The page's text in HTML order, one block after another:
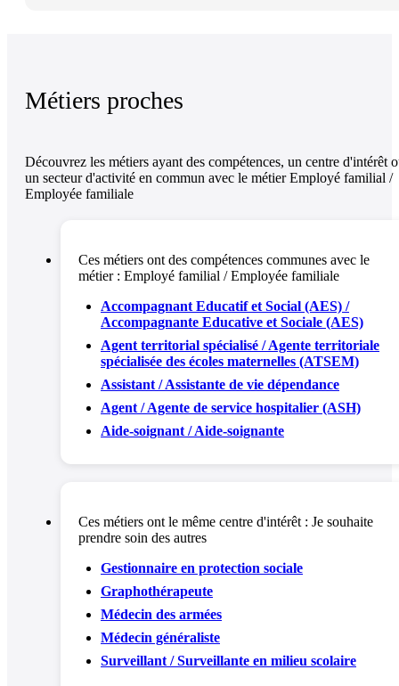
Métiers proches
Découvrez les métiers ayant des compétences, un centre d'intérêt
un secteur d'activité en commun avec le métier Employé familial /
Employée familiale
Ces métiers ont des compétences communes avec le
métier : Employé familial / Employée familiale
Accompagnant Educatif et Social (AES) /
Accompagnante Educative et Sociale (AES)
Agent territorial spécialisé / Agente territoriale
spécialisée des écoles maternelles (ATSEM)
Assistant / Assistante de vie dépendance
Agent / Agente de service hospitalier (ASH)
Aide-soignant / Aide-soignante
Ces métiers ont le même centre d'intérêt : Je souhaite
prendre soin des autres
Gestionnaire en protection sociale
Graphothérapeute
Médecin des armées
Médecin généraliste
Surveillant / Surveillante en milieu scolaire